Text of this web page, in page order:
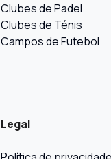
Clubes de Padel
Clubes de Ténis
Campos de Futebol
Legal